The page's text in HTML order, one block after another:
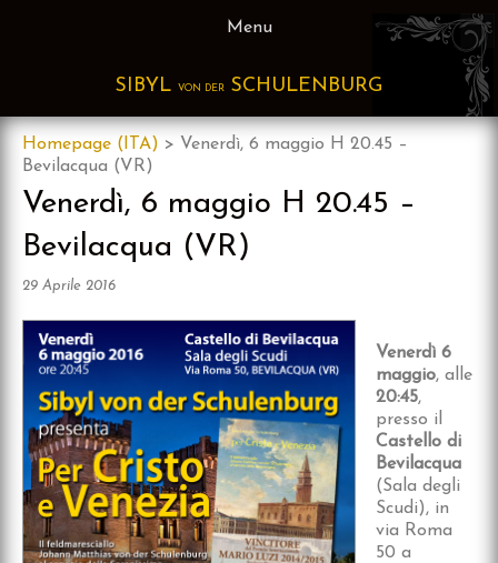
Menu
SIBYL VON DER SCHULENBURG
Homepage (ITA) > Venerdì, 6 maggio H 20.45 –
Bevilacqua (VR)
Venerdì, 6 maggio H 20.45 –
Bevilacqua (VR)
29 Aprile 2016
Venerdì 6
maggio, alle
20:45,
presso il
Castello di
Bevilacqua
(Sala degli
Scudi), in
via Roma
50 a